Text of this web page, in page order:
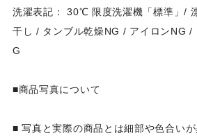
洗濯表記： 30℃ 限度洗濯機「標準」/
干し / タンブル乾燥NG / アイロンNG /
G
■商品写真について
■ 写真と実際の商品とは細部や色合い